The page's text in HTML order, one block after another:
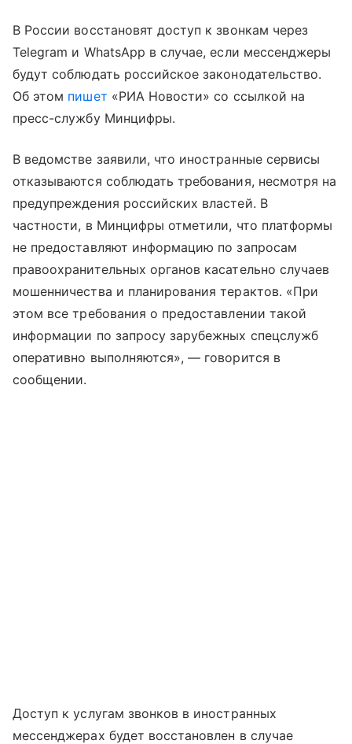
В России восстановят доступ к звонкам через
Telegram и WhatsApp в случае, если мессенджеры
будут соблюдать российское законодательство.
Об этом пишет «РИА Новости» со ссылкой на
пресс-службу Минцифры.
В ведомстве заявили, что иностранные сервисы
отказываются соблюдать требования, несмотря на
предупреждения российских властей. В
частности, в Минцифры отметили, что платформы
не предоставляют информацию по запросам
правоохранительных органов касательно случаев
мошенничества и планирования терактов. «При
этом все требования о предоставлении такой
информации по запросу зарубежных спецслужб
оперативно выполняются», — говорится в
сообщении.
Доступ к услугам звонков в иностранных
мессенджерах будет восстановлен в случае